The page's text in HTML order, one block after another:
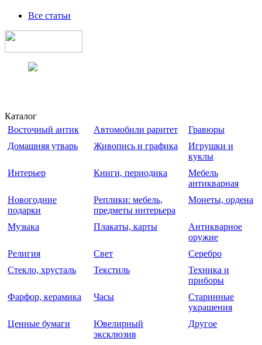
Все статьи
Каталог
Восточный антик
Автомобили раритет
Гравюры
Домашняя утварь
Живопись и графика
Игрушки и
куклы
Интерьер
Книги, периодика
Мебель
антикварная
Новогодние
подарки
Реплики: мебель,
предметы интерьера
Монеты, ордена
Музыка Плакаты, карты
Антикварное
оружие
Религия
Свет
Серебро
Стекло, хрусталь
Текстиль
Техника и
приборы
Фарфор, керамика
Часы
Старинные
украшения
Ценные бумаги
Ювелирный
эксклюзив
Другое